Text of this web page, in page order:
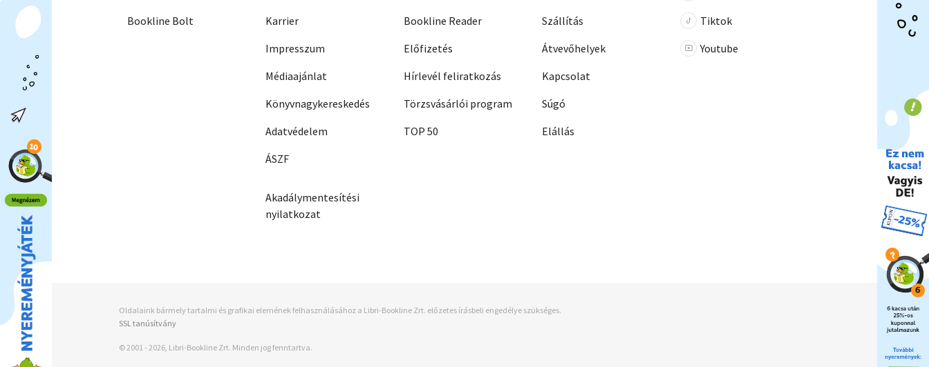
Bookline Bolt
Karrier
Impresszum
Médiaajánlat
Könyvnagykereskedés
Adatvédelem
ÁSZF
Akadálymentesítési
nyilatkozat
Bookline Reader
Előfizetés
Hírlevél feliratkozás
Törzsvásárlói program
TOP 50
Szállítás
Átvevőhelyek
Kapcsolat
Súgó
Elállás
Tiktok
Youtube
Oldalaink bármely tartalmi és grafikai elemének felhasználásához a Libri-Bookline Zrt. előzetes írásbeli engedélye szükséges.
SSL tanúsítvány
© 2001 - 2026, Libri-Bookline Zrt. Minden jog fenntartva.